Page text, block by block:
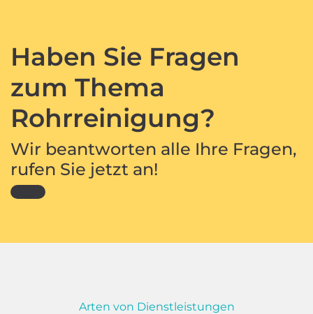
Haben Sie Fragen
zum Thema
Rohrreinigung?
Wir beantworten alle Ihre Fragen,
rufen Sie jetzt an!
Arten von Dienstleistungen